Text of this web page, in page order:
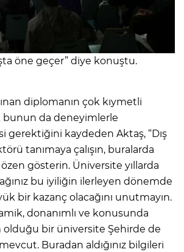
öne geçer” diye konuştu.
diplomanın çok kıymetli
da deneyimlerle
gerektiğini kaydeden Aktaş, “Dış
tanımaya çalışın, buralarda
gösterin. Üniversite yıllarda
bu iyiliğin ilerleyen dönemde
bir kazanç olacağını unutmayın.
donanımlı ve konusunda
olduğu bir üniversite Şehirde de
Buradan aldığınız bilgileri